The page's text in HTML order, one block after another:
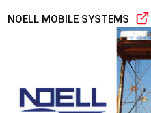
NOELL MOBILE SYSTEMS